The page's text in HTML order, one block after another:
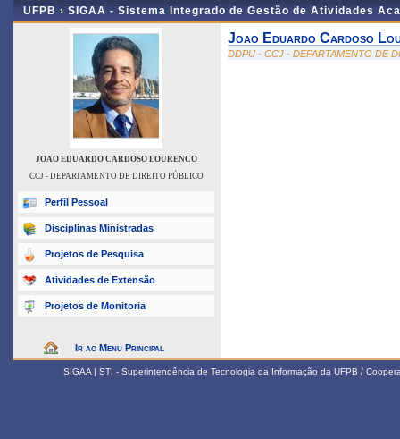
UFPB › SIGAA - Sistema Integrado de Gestão de Atividades
JOAO EDUARDO CARDOSO LOURENCO
CCJ - DEPARTAMENTO DE DIREITO PÚBLICO
Perfil Pessoal
Disciplinas Ministradas
Projetos de Pesquisa
Atividades de Extensão
Projetos de Monitoria
Ir ao Menu Principal
Joao Eduardo Cardoso
DDPU - CCJ - DEPARTAMENTO DE
SIGAA | STI - Superintendência de Tecnologia da Informação da UFPB /